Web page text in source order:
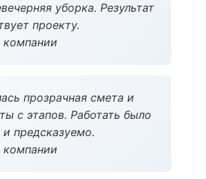
уборка. Результат
проекту.
прозрачная смета и
с этапов. Работать было
предсказуемо.